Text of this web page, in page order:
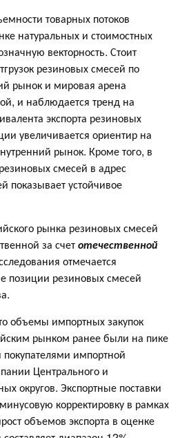
товарных потоков
натуральных и стоимостных
векторность. Стоит
резиновых смесей по
рынок и мировая арена
и наблюдается тренд на
экспорта резиновых
увеличивается ориентир на
рынок. Кроме того, в
смесей в адрес
показывает устойчивое
рынка резиновых смесей
за счетотечественной
отмечается
позиции резиновых смесей
объемы импортных закупок
рынком ранее были на пике
импортной
Центрального и
округов. Экспортные поставки
корректировку в рамках
объемов экспорта в оценке